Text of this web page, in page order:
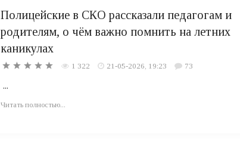
Полицейские в СКО рассказали педагогам и
родителям, о чём важно помнить на летних
каникулах
1 322 21-05-2026, 19:23 73
...
Читать полностью...